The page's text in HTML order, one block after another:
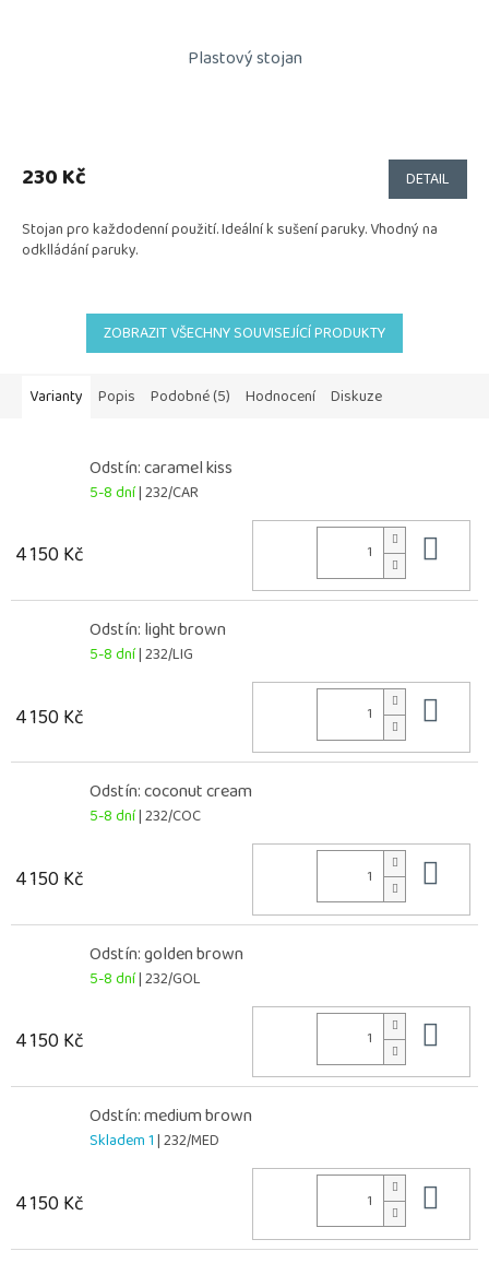
Plastový stojan
230 Kč DETAIL
Stojan pro každodenní použití. Ideální k sušení paruky. Vhodný na
odklládání paruky.
ZOBRAZIT VŠECHNY SOUVISEJÍCÍ PRODUKTY
Varianty Popis Podobné (5) Hodnocení Diskuze
Odstín: caramel kiss
5-8 dní| 232/CAR
4 150 Kč
Odstín: light brown
5-8 dní| 232/LIG
4 150 Kč
Odstín: coconut cream
5-8 dní| 232/COC
4 150 Kč
Odstín: golden brown
5-8 dní| 232/GOL
4 150 Kč
Odstín: medium brown
Skladem 1| 232/MED
4 150 Kč